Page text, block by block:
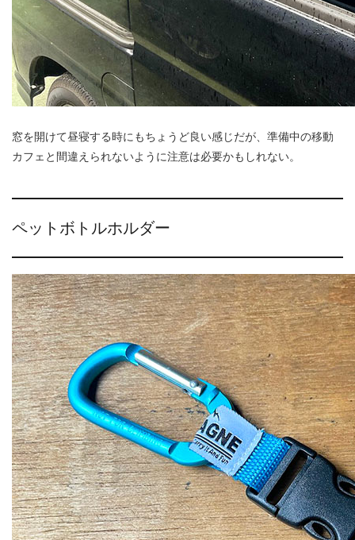
窓を開けて昼寝する時にもちょうど良い感じだが、準備中の移動
カフェと間違えられないように注意は必要かもしれない。
ペットボトルホルダー